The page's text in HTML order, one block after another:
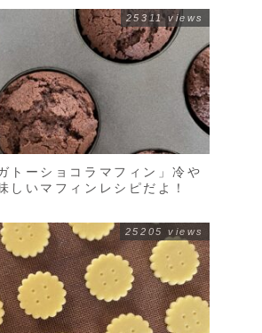
トーショコラマフィン」冷や
しいマフィンレシピだよ！
25311 views
25205 views